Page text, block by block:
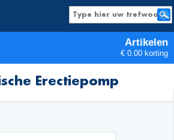
Artikelen
€ 0.00 korting
Producten
Erectiepomp